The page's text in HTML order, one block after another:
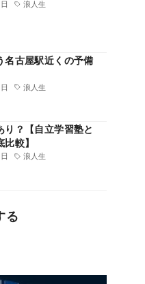
浪人生
浪人生
名古屋駅近くの予備
浪人生
り？【自立学習塾と
較】
る